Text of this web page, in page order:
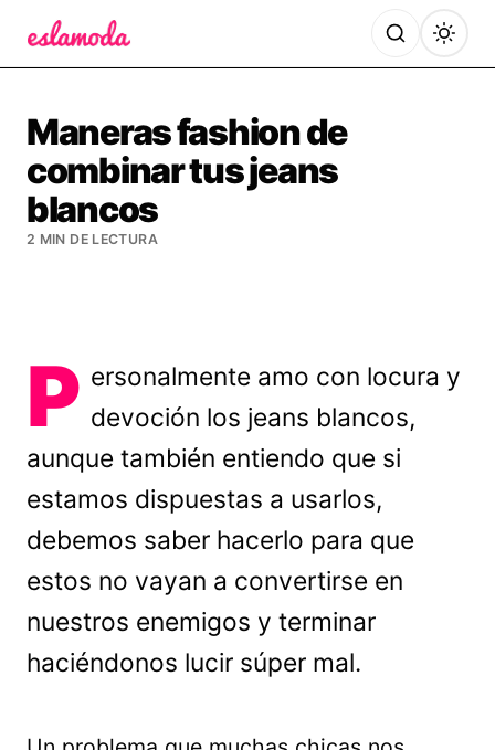
Maneras fashion de
combinar tus jeans
blancos
2 MIN DE LECTURA
P ersonalmente amo con locura y
devoción los jeans blancos,
aunque también entiendo que si
estamos dispuestas a usarlos,
debemos saber hacerlo para que
estos no vayan a convertirse en
nuestros enemigos y terminar
haciéndonos lucir súper mal.